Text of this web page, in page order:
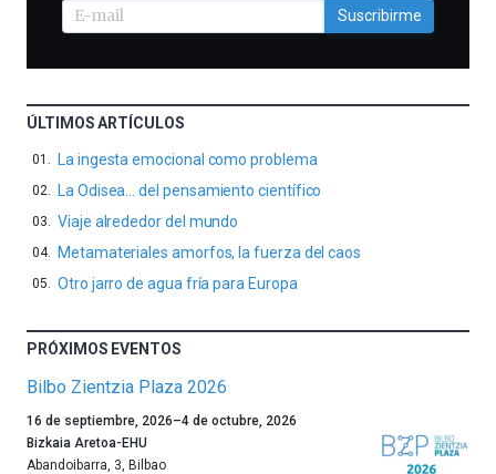
Suscribirme
ÚLTIMOS ARTÍCULOS
La ingesta emocional como problema
La Odisea… del pensamiento científico
Viaje alrededor del mundo
Metamateriales amorfos, la fuerza del caos
Otro jarro de agua fría para Europa
PRÓXIMOS EVENTOS
Bilbo Zientzia Plaza 2026
Un
año
más,
16 de septiembre, 2026–4 de octubre, 2026
Bizkaia Aretoa-EHU
Abandoibarra, 3, Bilbao